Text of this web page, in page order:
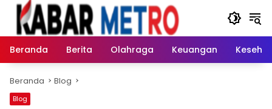
Langsung
konten
Beranda
Berita Olahraga Keuangan
Beranda Blog
Blog